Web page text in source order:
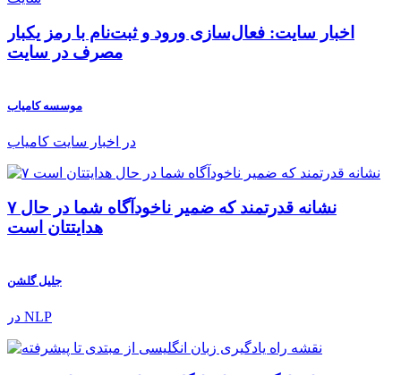
اخبار سایت: فعال‌سازی ورود و ثبت‌نام با رمز یکبار
مصرف در سایت
موسسه کامیاب
در اخبار سایت کامیاب
۷ نشانه قدرتمند که ضمیر ناخودآگاه شما در حال
هدایتتان است
جلیل گلشن
در NLP